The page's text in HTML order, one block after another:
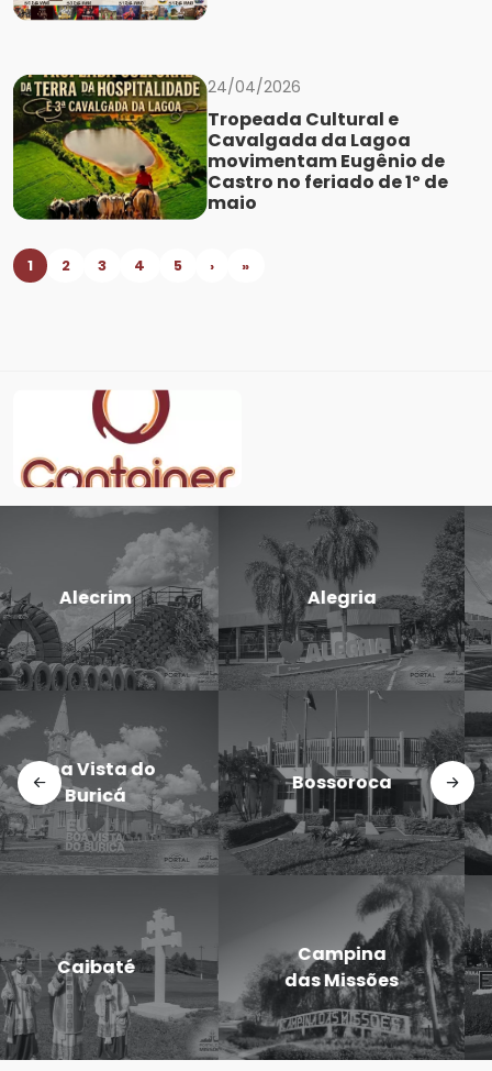
24/04/2026
Tropeada Cultural e
Cavalgada da Lagoa
movimentam Eugênio de
Castro no feriado de 1º de
maio
1 2 3 4 5 › »
Candido
Godói
Cerro Largo
Dezesseis de
Novembro
Doutor
Maurício
Cardoso
Entre-Ijuís
Eugênio de
Castro